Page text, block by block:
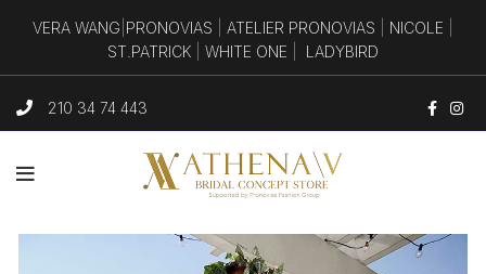
210 34 74 443
VERA WANG PRONOVIAS ATELIER PRONOVIAS NICOLE
ST.PATRICK
WHITE ONE LADYBIRD